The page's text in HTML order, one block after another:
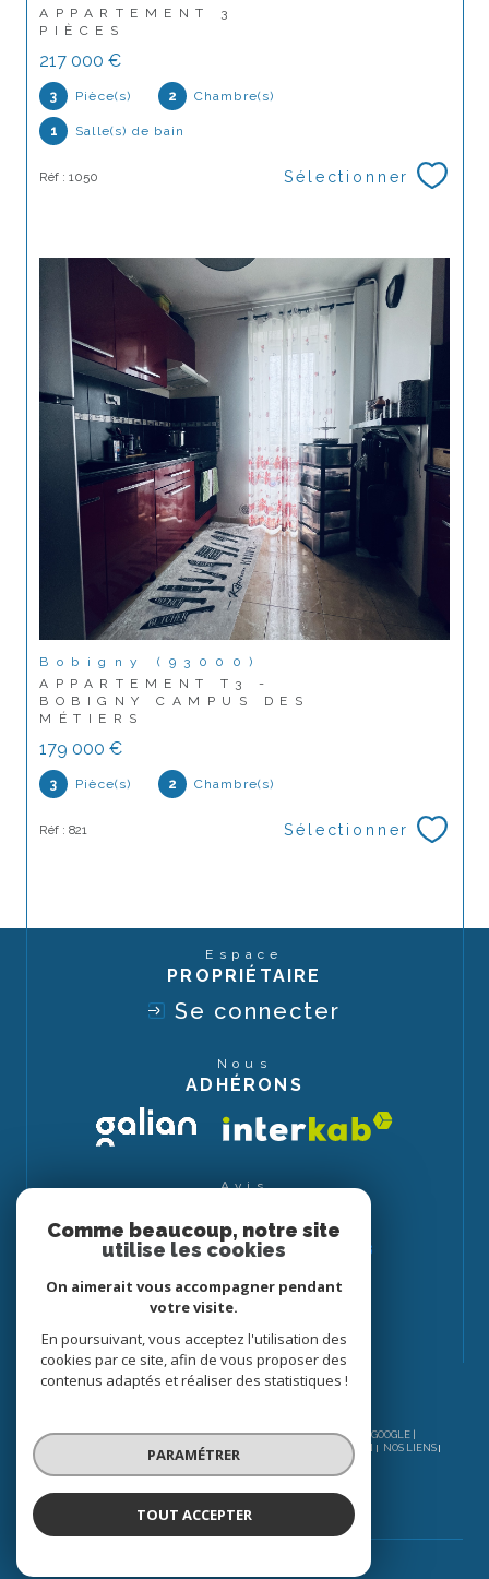
APPARTEMENT 3
PIÈCES
217 000 €
3 Pièce(s) 2 Chambre(s)
1 Salle(s) de bain
Réf : 1050 Sélectionner
Bobigny (93000)
APPARTEMENT T3 -
BOBIGNY CAMPUS DES
MÉTIERS
179 000 €
3 Pièce(s) 2 Chambre(s)
Réf : 821 Sélectionner
Espace
PROPRIÉTAIRE
Se connecter
Nous
ADHÉRONS
Avis
© 2026 | TOUS DROITS RÉSERVÉS | TRADUCTION POWERED BY GOOGLE |
PLAN DU SITE ADMIN
NOS LIENS
POLITIQUE RGPD
Comme beaucoup, notre site
utilise les cookies
On aimerait vous accompagner pendant
votre visite.
En poursuivant, vous acceptez l'utilisation des
cookies par ce site, afin de vous proposer des
contenus adaptés et réaliser des statistiques !
PARAMÉTRER
TOUT ACCEPTER